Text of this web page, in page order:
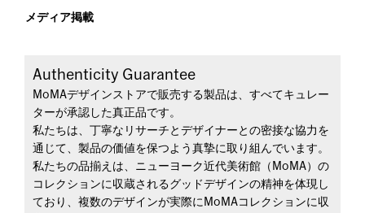
メディア掲載
Authenticity Guarantee
MoMAデザインストアで販売する製品は、すべてキュレー
ターが承認した真正品です。
私たちは、丁寧なリサーチとデザイナーとの密接な協力を
通じて、製品の価値を保つよう真摯に取り組んでいます。
私たちの品揃えは、ニューヨーク近代美術館（MoMA）の
コレクションに収蔵されるグッドデザインの精神を体現し
ており、複数のデザインが実際にMoMAコレクションに収